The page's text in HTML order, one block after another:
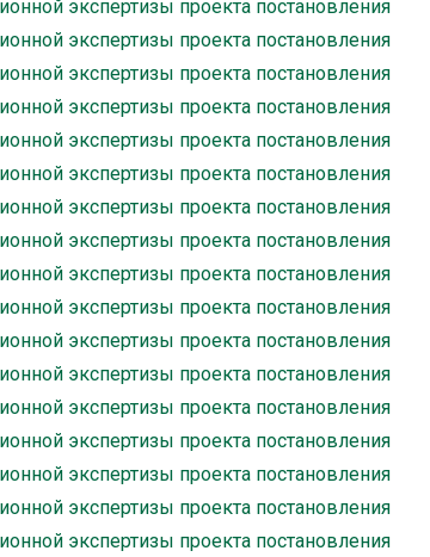
экспертизы проекта постановления
экспертизы проекта постановления
экспертизы проекта постановления
экспертизы проекта постановления
экспертизы проекта постановления
экспертизы проекта постановления
экспертизы проекта постановления
экспертизы проекта постановления
экспертизы проекта постановления
экспертизы проекта постановления
экспертизы проекта постановления
экспертизы проекта постановления
экспертизы проекта постановления
экспертизы проекта постановления
экспертизы проекта постановления
экспертизы проекта постановления
экспертизы проекта постановления